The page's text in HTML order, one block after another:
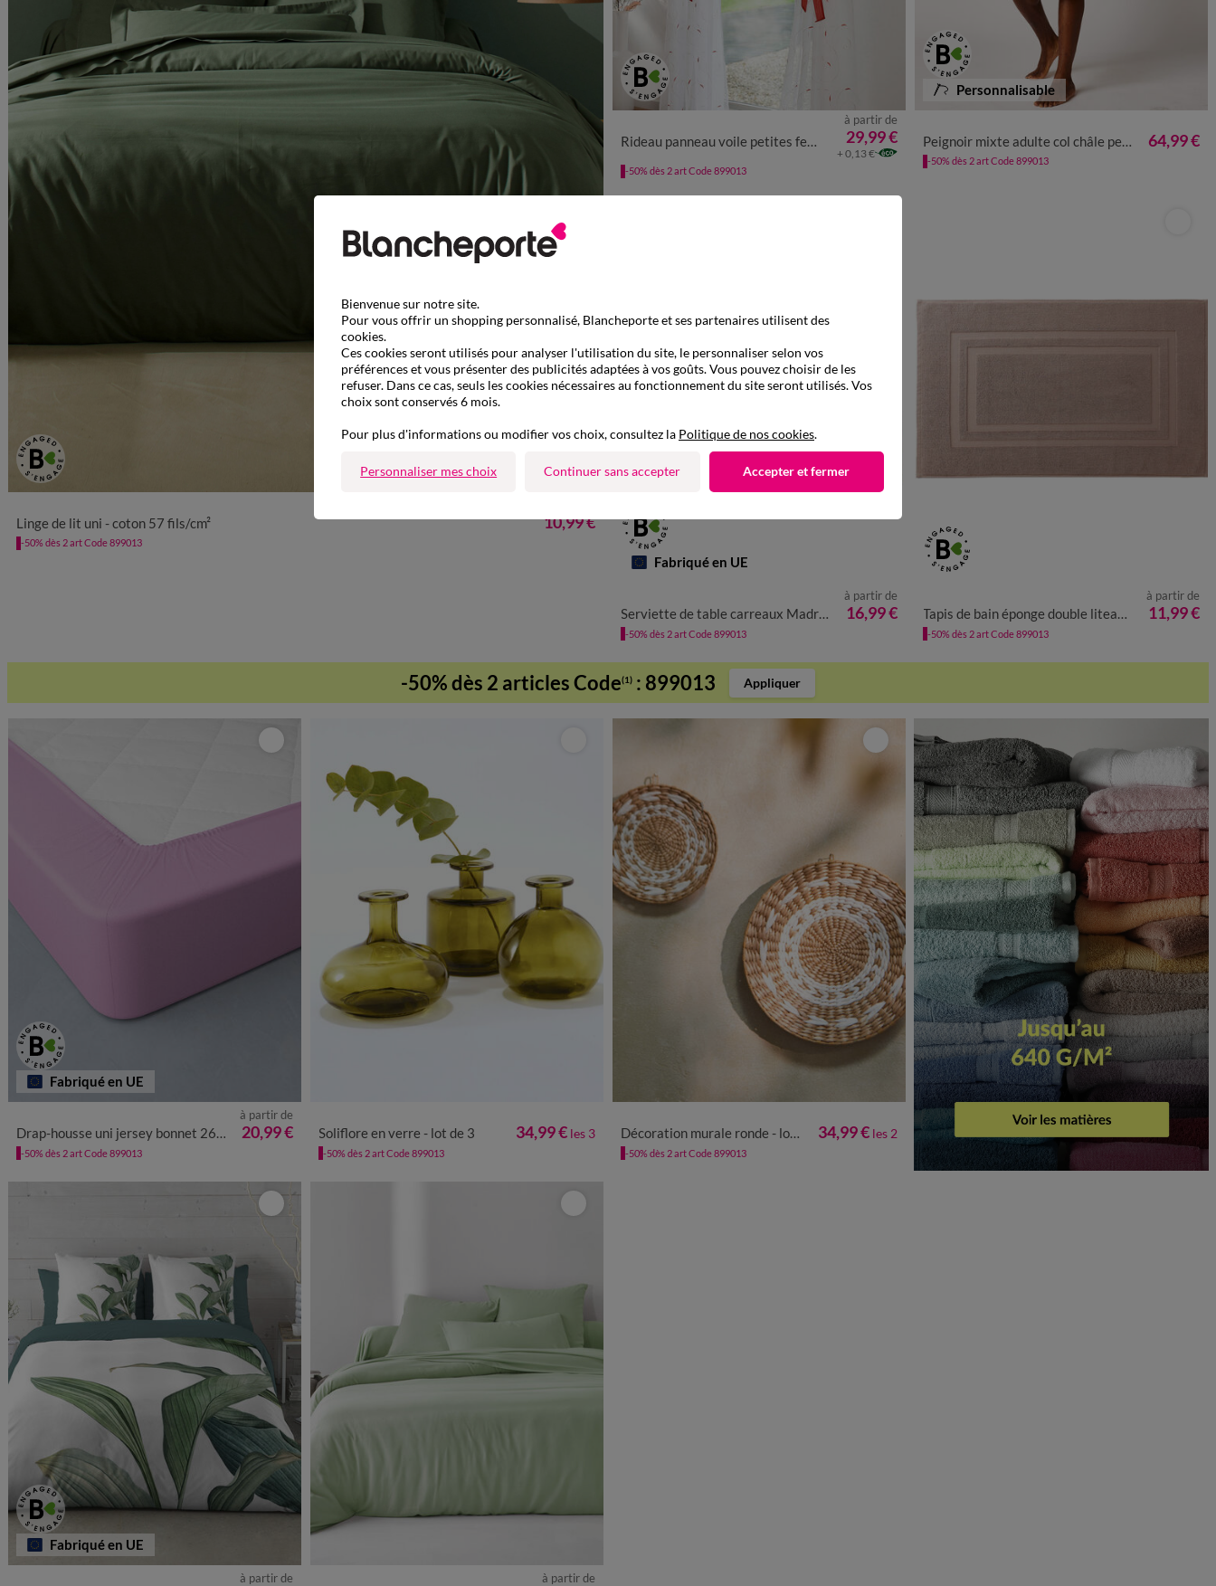
Linge de lit uni - coton 57 fils/cm² 10,99 €
-50% dès 2 art Code 899013
Rideau panneau voile petites feuilles brodées
à partir de
29,99 €
+ 0,13 €
-50% dès 2 art Code 899013
Personnalisable
Peignoir mixte adulte col châle personnalisé - éponge bouclette 380 g/m² 64,99 €
-50% dès 2 art Code 899013
Fabriqué en UE
LOT DE 4 SERVIETTES : 48X48CM
LOT DE 8 SERVIETTES : 48X48CM
Serviette de table carreaux Madras - Lots
à partir de
16,99 €
-50% dès 2 art Code 899013
TAPIS DE BAIN : 60X100CM
CONTOUR : 50X40CM
Tapis de bain éponge double liteau - éponge 900 g/m²
à partir de
11,99 €
-50% dès 2 art Code 899013
-50% dès 2 articles Code(1) : 899013 Appliquer
Fabriqué en UE
Drap-housse uni jersey bonnet 26 cm
à partir de
20,99 €
-50% dès 2 art Code 899013
Soliflore en verre - lot de 3 34,99 € les 3
-50% dès 2 art Code 899013
Décoration murale ronde - lot de 2 34,99 € les 2
-50% dès 2 art Code 899013
Fabriqué en UE
à partir de à partir de
Bienvenue sur notre site.
Pour vous offrir un shopping personnalisé, Blancheporte et ses partenaires utilisent des
cookies.
Ces cookies seront utilisés pour analyser l'utilisation du site, le personnaliser selon vos
préférences et vous présenter des publicités adaptées à vos goûts. Vous pouvez choisir de les
refuser. Dans ce cas, seuls les cookies nécessaires au fonctionnement du site seront utilisés. Vos
choix sont conservés 6 mois.
Pour plus d'informations ou modifier vos choix, consultez la Politique de nos cookies.
Personnaliser mes choix Continuer sans accepter Accepter et fermer